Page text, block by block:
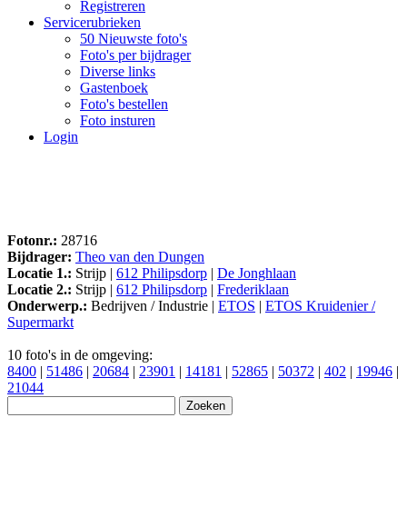
Registreren
Servicerubrieken
50 Nieuwste foto's
Foto's per bijdrager
Diverse links
Gastenboek
Foto's bestellen
Foto insturen
Login
Fotonr.: 28716
Bijdrager: Theo van den Dungen
Locatie 1.: Strijp | 612 Philipsdorp | De Jonghlaan
Locatie 2.: Strijp | 612 Philipsdorp | Frederiklaan
Onderwerp.: Bedrijven / Industrie | ETOS | ETOS Kruidenier /
Supermarkt
10 foto's in de omgeving:
8400 | 51486 | 20684 | 23901 | 14181 | 52865 | 50372 | 402 | 19946 |
21044